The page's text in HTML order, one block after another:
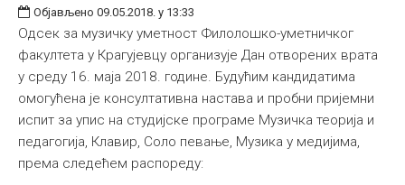
Објављено 09.05.2018. у 13:33
Одсек за музичку уметност Филолошко-уметничког
факултета у Крагујевцу организује Дан отворених врата
у среду 16. маја 2018. године. Будућим кандидатима
омогућена је консултативна настава и пробни пријемни
испит за упис на студијске програме Музичка теорија и
педагогија, Клавир, Соло певање, Музика у медијима,
према следећем распореду: